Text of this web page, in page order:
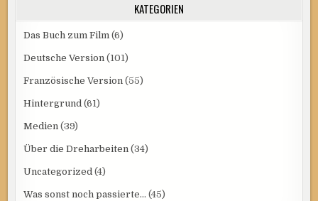
KATEGORIEN
Das Buch zum Film (6)
Deutsche Version (101)
Französische Version (55)
Hintergrund (61)
Medien (39)
Über die Dreharbeiten (34)
Uncategorized (4)
Was sonst noch passierte… (45)